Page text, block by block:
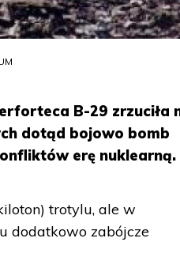
B-29 zrzuciła
dotąd bojowo bomb
erę nuklearną.
trotylu, ale w
dodatkowo zabójcze